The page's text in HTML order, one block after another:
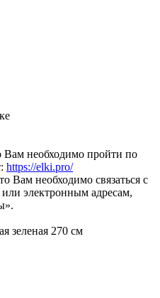
необходимо пройти по
https://elki.pro/
Вам необходимо связаться с
электронным адресам,
зеленая 270 см